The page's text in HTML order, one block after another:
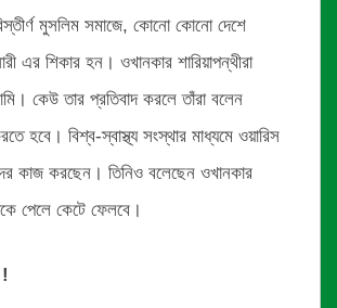
মুসলিম সমাজে, কোনো কোনো দেশে
এর শিকার হন। ওখানকার শারিয়াপন্থীরা
কেউ তার প্রতিবাদ করলে তাঁরা বলেন
হবে। বিশ্ব-স্বাস্থ্য সংস্থার মাধ্যমে ওয়ারিস
কাজ করছেন। তিনিও বলেছেন ওখানকার
পেলে কেটে ফেলবে।